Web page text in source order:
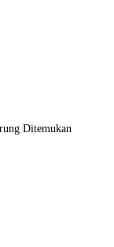
Ditemukan